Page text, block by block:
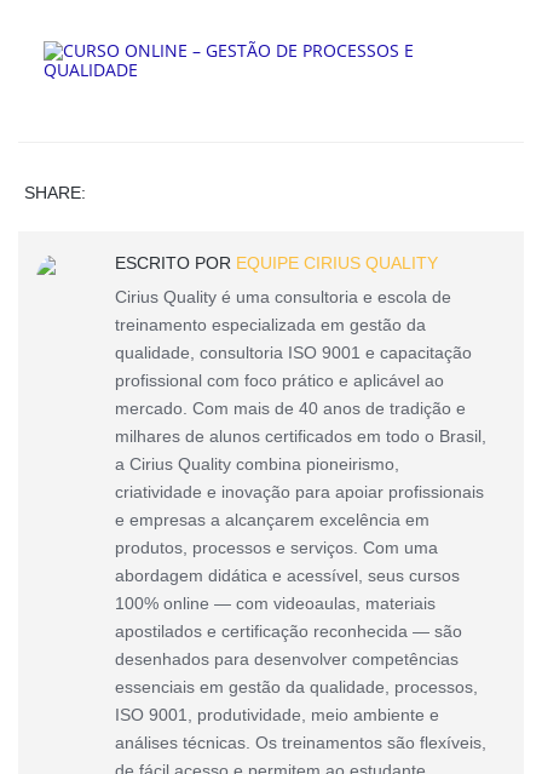
SHARE:
ESCRITO POR EQUIPE CIRIUS QUALITY
Cirius Quality é uma consultoria e escola de
treinamento especializada em gestão da
qualidade, consultoria ISO 9001 e capacitação
profissional com foco prático e aplicável ao
mercado. Com mais de 40 anos de tradição e
milhares de alunos certificados em todo o Brasil,
a Cirius Quality combina pioneirismo,
criatividade e inovação para apoiar profissionais
e empresas a alcançarem excelência em
produtos, processos e serviços. Com uma
abordagem didática e acessível, seus cursos
100% online — com videoaulas, materiais
apostilados e certificação reconhecida — são
desenhados para desenvolver competências
essenciais em gestão da qualidade, processos,
ISO 9001, produtividade, meio ambiente e
análises técnicas. Os treinamentos são flexíveis,